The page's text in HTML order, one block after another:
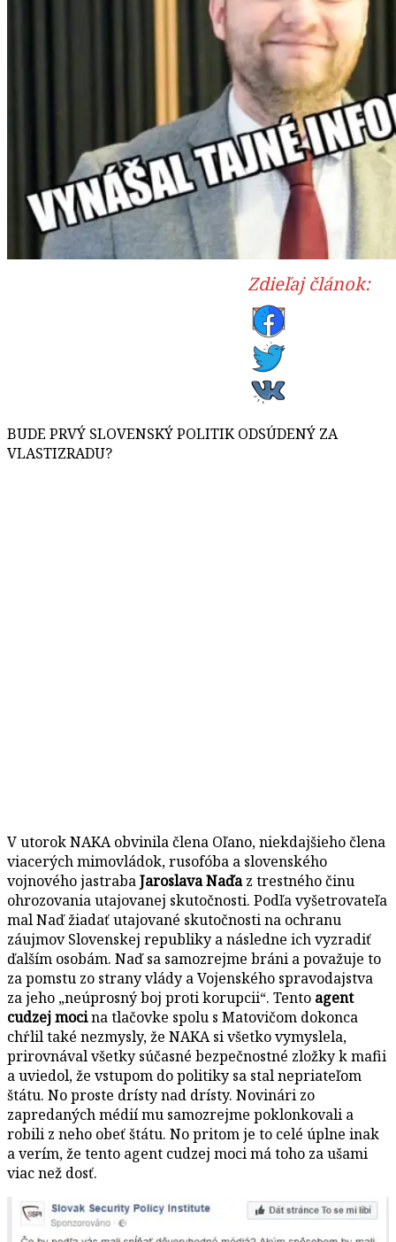
Zdieľaj článok:
BUDE PRVÝ SLOVENSKÝ POLITIK ODSÚDENÝ ZA
VLASTIZRADU?
V utorok NAKA obvinila člena Oľano, niekdajšieho člena
viacerých mimovládok, rusofóba a slovenského
vojnového jastrabaJaroslava Naďaz trestného činu
ohrozovania utajovanej skutočnosti. Podľa vyšetrovateľa
mal Naď žiadať utajované skutočnosti na ochranu
záujmov Slovenskej republiky a následne ich vyzradiť
ďalším osobám. Naď sa samozrejme bráni a považuje to
za pomstu zo strany vlády a Vojenského spravodajstva
za jeho „neúprosný boj proti korupcii“. Tento agent
cudzej mocina tlačovke spolu s Matovičom dokonca
chŕlil také nezmysly, že NAKA si všetko vymyslela,
prirovnával všetky súčasné bezpečnostné zložky k mafii
a uviedol, že vstupom do politiky sa stal nepriateľom
štátu. No proste drísty nad drísty. Novinári zo
zapredaných médií mu samozrejme poklonkovali a
robili z neho obeť štátu. No pritom je to celé úplne inak
a verím, že tento agent cudzej moci má toho za ušami
viac než dosť.